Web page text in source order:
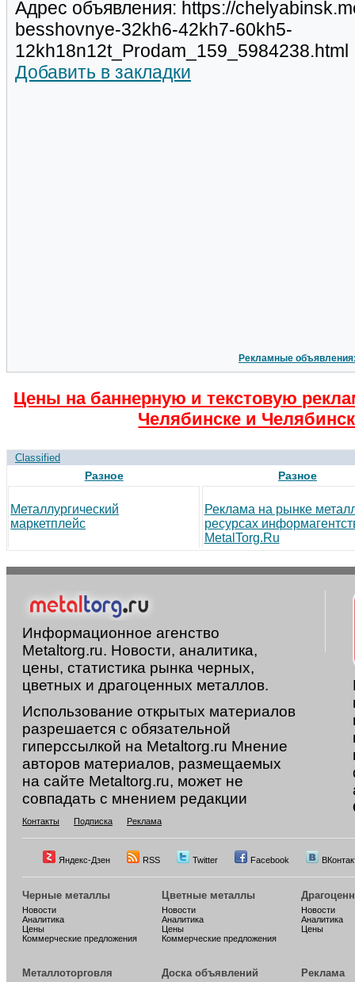
Адрес объявления: https://
besshovnye-32kh6-42kh7-60kh5-
12kh18n12t_Prodam_159_5984238.html
Добавить в закладки
Рекламные
Цены на баннерную и текстовую
Челябинске и
Classified
Разное
Металлургический
маркетплейс
Разное
Реклама на рынке
ресурсах
MetalTorg.Ru
Информационное агенство
Metaltorg.ru. Новости, аналитика,
цены, статистика рынка черных,
цветных и драгоценных металлов.
Использование открытых материалов
разрешается с обязательной
гиперссылкой на Metaltorg.ru Мнение
авторов материалов, размещаемых
на сайте Metaltorg.ru, может не
совпадать с мнением редакции
Контакты Подписка Реклама
Яндекс-Дзен RSS Twitter Facebook
Черные металлы
Новости
Аналитика
Цены
Коммерческие предложения
Цветные металлы
Новости
Аналитика
Цены
Коммерческие предложения
Новости
Аналитика
Цены
Металлоторговля Доска объявлений Реклама